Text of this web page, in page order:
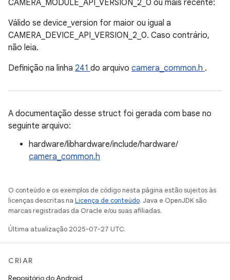
CAMERA_MODULE_API_VERSION_2_0 ou mais recente:
Válido se device_version for maior ou igual a
CAMERA_DEVICE_API_VERSION_2_0. Caso contrário,
não leia.
Definição na linha 241 do arquivo camera_common.h .
A documentação desse struct foi gerada com base no
seguinte arquivo:
hardware/libhardware/include/hardware/
camera_common.h
O conteúdo e os exemplos de código nesta página estão sujeitos às
licenças descritas na Licença de conteúdo. Java e OpenJDK são
marcas registradas da Oracle e/ou suas afiliadas.
Última atualização 2025-07-27 UTC.
CRIAR
Repositório do Android